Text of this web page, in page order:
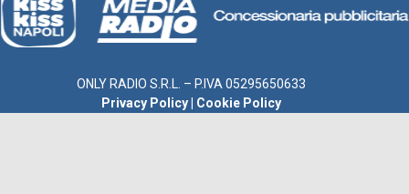
ONLY RADIO S.R.L. – P.IVA 05295650633
Privacy Policy
Cookie Policy